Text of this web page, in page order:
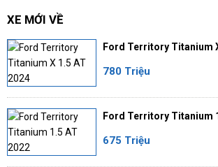
XE MỚI VỀ
Ford Territory Titanium
780 Triệu
Ford Territory Titanium
675 Triệu